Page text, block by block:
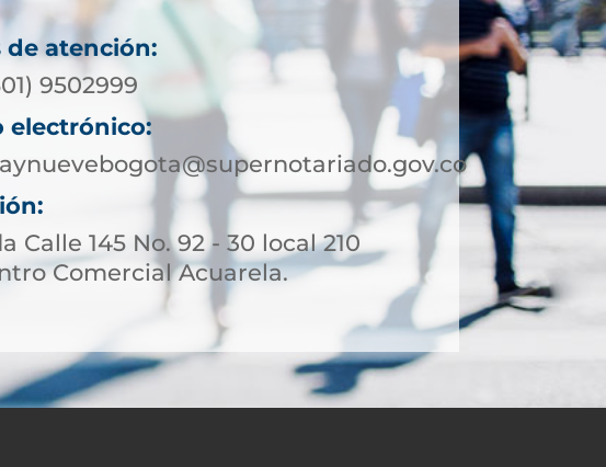
de atención:
9502999
electrónico:
Calle 145 No. 92 - 30 local 210
Comercial Acuarela.